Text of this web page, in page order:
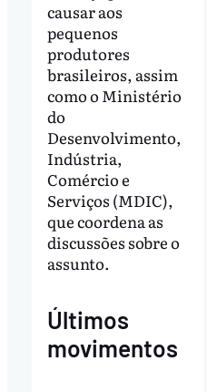
causar aos
pequenos
produtores
brasileiros, assim
como o Ministério
do
Desenvolvimento,
Indústria,
Comércio e
Serviços (MDIC),
que coordena as
discussões sobre o
assunto.
Últimos
movimentos